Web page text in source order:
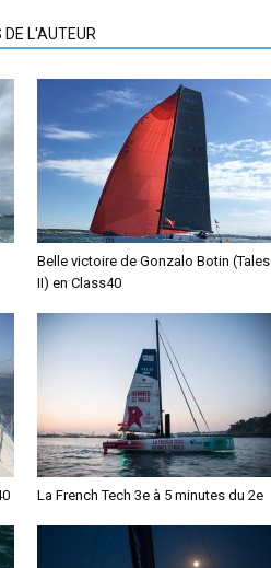
DE L'AUTEUR
Belle victoire de Gonzalo Botin (Tales
II) en Class40
La French Tech 3e à 5 minutes du 2e